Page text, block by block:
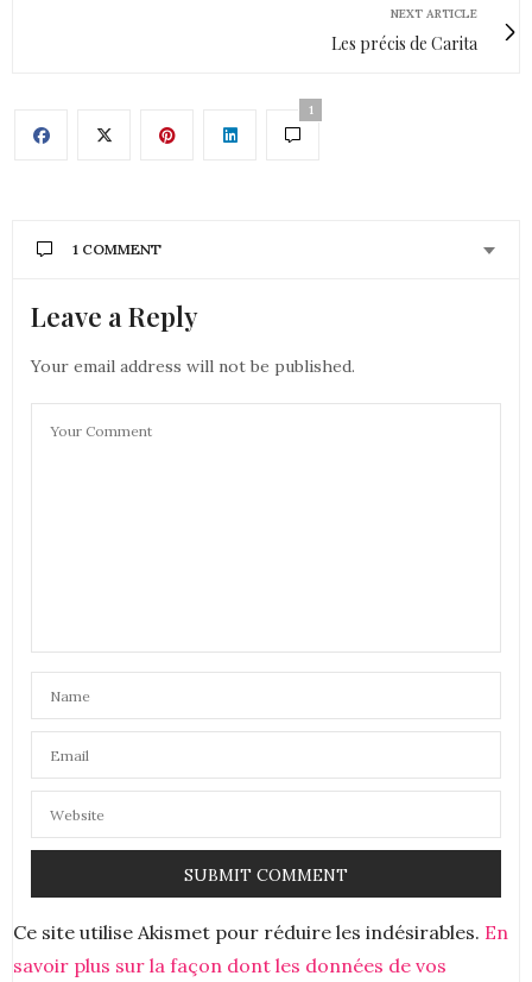
NEXT ARTICLE
Les précis de Carita
1
1 COMMENT
NOTRECARNETDAVENTURES ANTHONY & NOÉMIE
DIT :
que je suis touchée par cet article. J’espère un jour
Bises,
Leave a Reply
Your email address will not be published.
Ce site utilise Akismet pour réduire les indésirables. En
savoir plus sur la façon dont les données de vos